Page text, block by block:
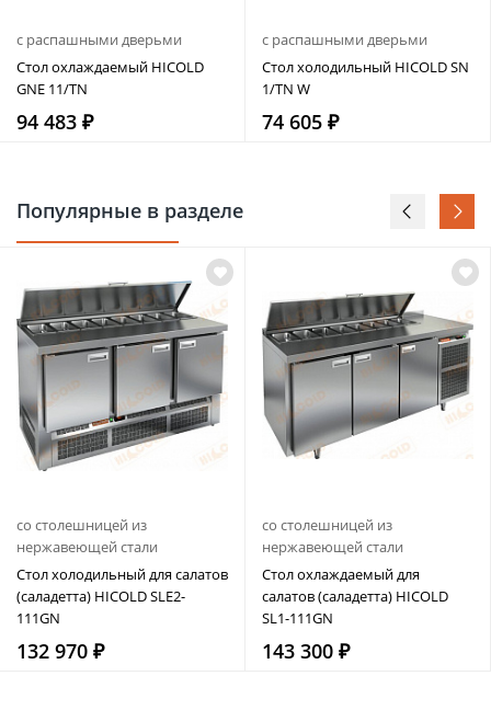
с распашными дверьми
Стол охлаждаемый HICOLD
GNE 11/TN
94 483 ₽
с распашными дверьми
Стол холодильный HICOLD SN
1/TN W
74 605 ₽
Популярные в разделе
со столешницей из
нержавеющей стали
Стол холодильный для салатов
(саладетта) HICOLD SLE2-
111GN
132 970 ₽
со столешницей из
нержавеющей стали
Стол охлаждаемый для
салатов (саладетта) HICOLD
SL1-111GN
143 300 ₽